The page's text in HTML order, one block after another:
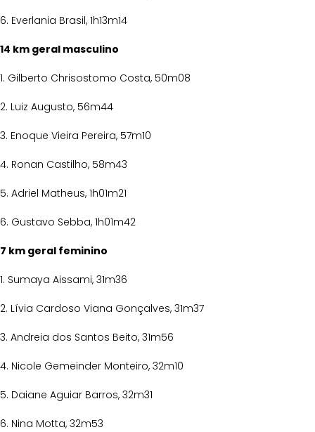
6. Everlania Brasil, 1h13m14
14 km geral masculino
1. Gilberto Chrisostomo Costa, 50m08
2. Luiz Augusto, 56m44
3. Enoque Vieira Pereira, 57m10
4. Ronan Castilho, 58m43
5. Adriel Matheus, 1h01m21
6. Gustavo Sebba, 1h01m42
7 km geral feminino
1. Sumaya Aissami, 31m36
2. Lívia Cardoso Viana Gonçalves, 31m37
3. Andreia dos Santos Beito, 31m56
4. Nicole Gemeinder Monteiro, 32m10
5. Daiane Aguiar Barros, 32m31
6. Nina Motta, 32m53